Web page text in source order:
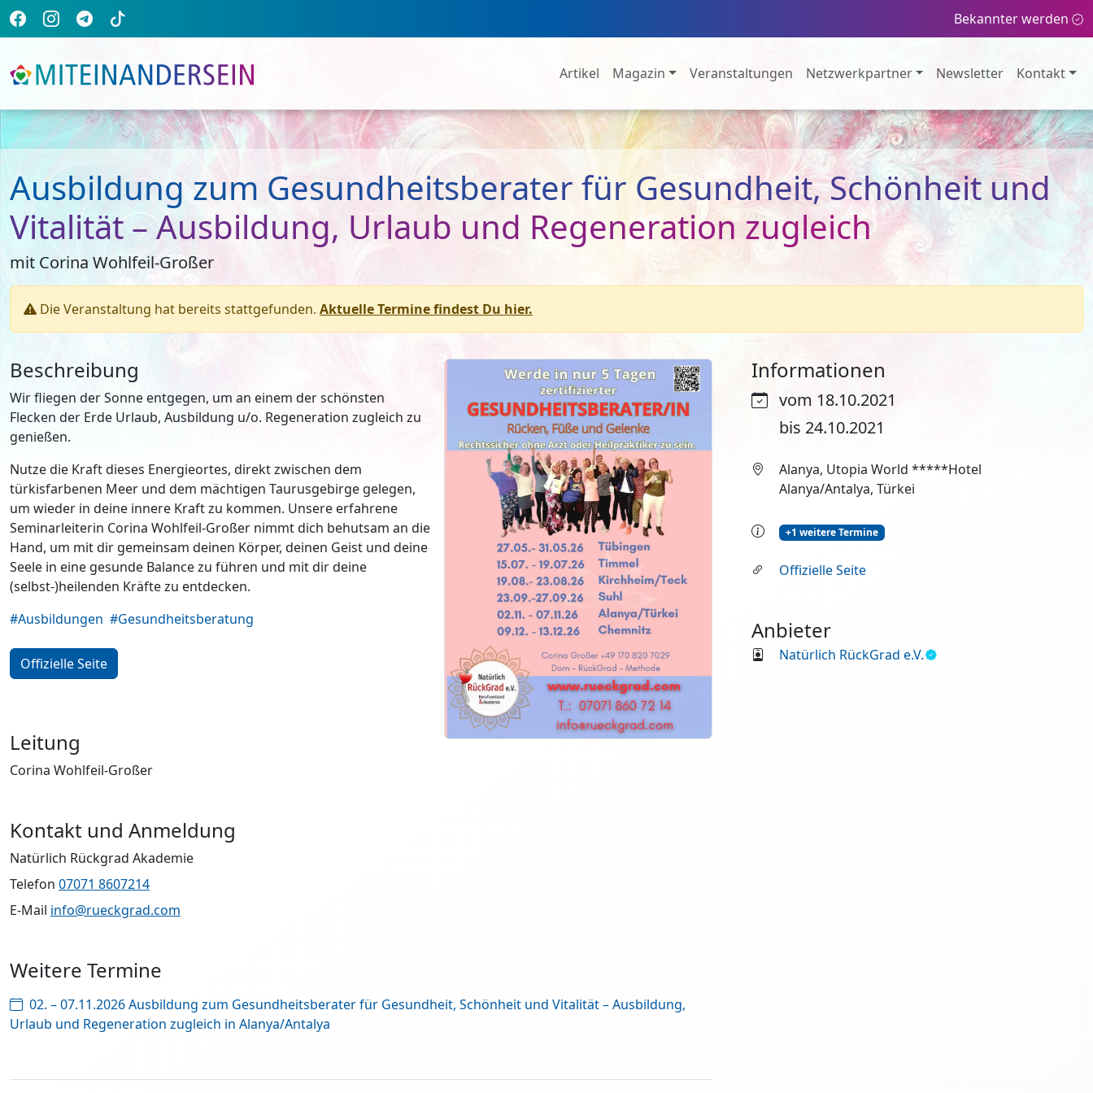
Bekannter werden
Artikel Magazin Veranstaltungen Netzwerkpartner Newsletter Kontakt
Ausbildung zum Gesundheitsberater für Gesundheit, Schönheit und
Vitalität – Ausbildung, Urlaub und Regeneration zugleich
mit Corina Wohlfeil-Großer
Die Veranstaltung hat bereits stattgefunden. Aktuelle Termine findest Du hier.
Informationen
vom 18.10.2021
bis 24.10.2021
Alanya, Utopia World *****Hotel
Alanya/Antalya, Türkei
+1 weitere Termine
Offizielle Seite
Anbieter
Natürlich RückGrad e.V.
Beschreibung
Wir fliegen der Sonne entgegen, um an einem der schönsten
Flecken der Erde Urlaub, Ausbildung u/o. Regeneration zugleich zu
genießen.
Nutze die Kraft dieses Energieortes, direkt zwischen dem
türkisfarbenen Meer und dem mächtigen Taurusgebirge gelegen,
um wieder in deine innere Kraft zu kommen. Unsere erfahrene
Seminarleiterin Corina Wohlfeil-Großer nimmt dich behutsam an die
Hand, um mit dir gemeinsam deinen Körper, deinen Geist und deine
Seele in eine gesunde Balance zu führen und mit dir deine
(selbst-)heilenden Kräfte zu entdecken.
#Ausbildungen #Gesundheitsberatung
Offizielle Seite
Leitung
Corina Wohlfeil-Großer
Kontakt und Anmeldung
Natürlich Rückgrad Akademie
Telefon 07071 8607214
E-Mail info@rueckgrad.com
Weitere Termine
02. – 07.11.2026 Ausbildung zum Gesundheitsberater für Gesundheit, Schönheit und Vitalität – Ausbildung,
Urlaub und Regeneration zugleich in Alanya/Antalya